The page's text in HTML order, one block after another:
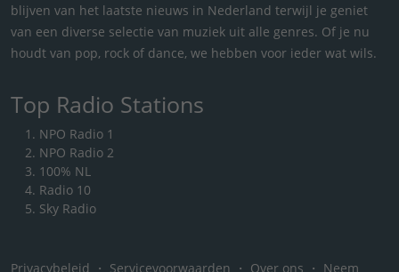
blijven van het laatste nieuws in Nederland terwijl je geniet
van een diverse selectie van muziek uit alle genres. Of je nu
houdt van pop, rock of dance, we hebben voor ieder wat wils.
Top Radio Stations
NPO Radio 1
NPO Radio 2
100% NL
Radio 10
Sky Radio
Privacybeleid ・ Servicevoorwaarden ・ Over ons ・ Neem